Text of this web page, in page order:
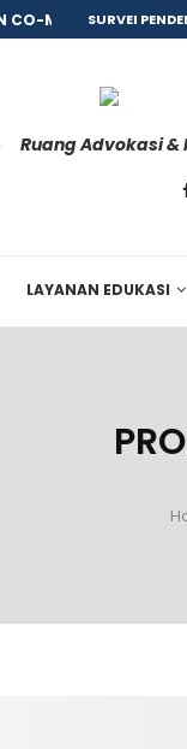
CO-MORBID PASCA
SURVEI
Ruang Advokasi
LAYANAN EDUKASI